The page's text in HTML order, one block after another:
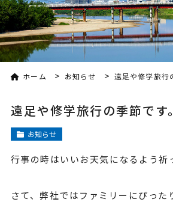
ホーム > お知らせ > 遠足や修学旅行
遠足や修学旅行の季節です。
お知らせ
行事の時はいいお天気になるよう祈
さて、弊社ではファミリーにぴった